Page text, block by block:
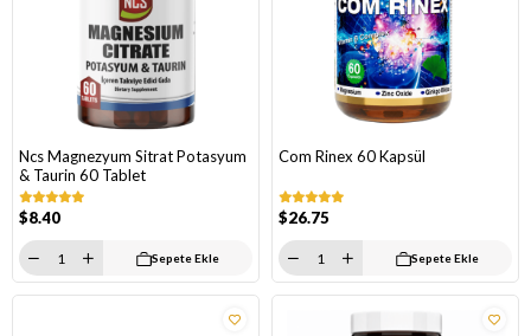
Ncs Magnezyum Sitrat Potasyum
& Taurin 60 Tablet
$8.40
Sepete Ekle
Com Rinex 60 Kapsül
$26.75
Sepete Ekle